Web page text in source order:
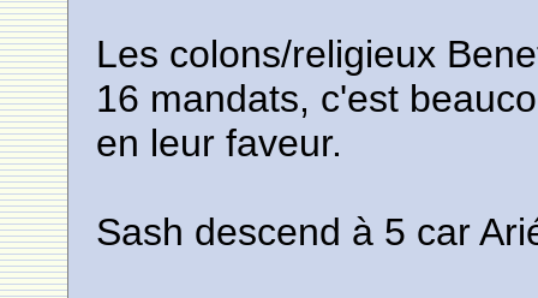
Les colons/religieux
16 mandats, c'est
en leur faveur.
Sash descend à 5 car